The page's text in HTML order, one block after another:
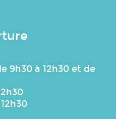
9h30 à 12h30 et de